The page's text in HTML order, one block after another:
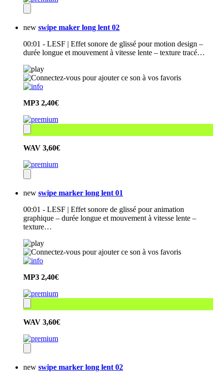
new swipe maker long lent 02
00:01 - LESF | Effet sonore de glissé pour motion design –
durée longue et mouvement à vitesse lente – texture tracé…
MP3 2,40€
WAV 3,60€
new swipe marker long lent 01
00:01 - LESF | Effet sonore de glissé pour animation
graphique – durée longue et mouvement à vitesse lente –
texture…
MP3 2,40€
WAV 3,60€
new swipe marker long lent 02